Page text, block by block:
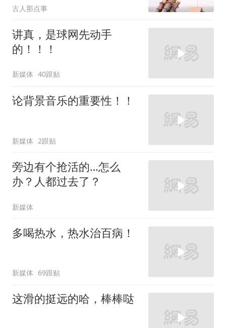
古人那点事
讲真，是球网先动手
的！！！
新媒体 40跟贴
论背景音乐的重要性！！
新媒体 2跟贴
旁边有个抢活的…怎么
办？人都过去了？
新媒体
多喝热水，热水治百病！
新媒体 69跟贴
这滑的挺远的哈，棒棒哒